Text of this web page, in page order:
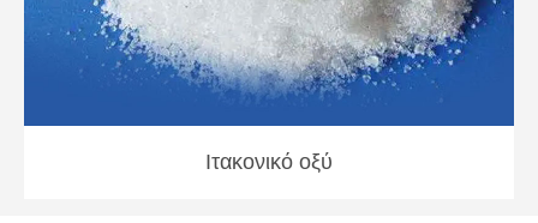
Ιτακονικό οξύ